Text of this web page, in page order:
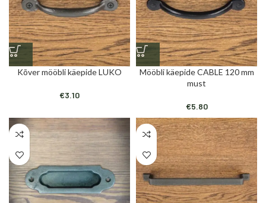
Kõver mööbli käepide LUKO
€3.10
Mööbli käepide CABLE 120 mm
must
€5.80